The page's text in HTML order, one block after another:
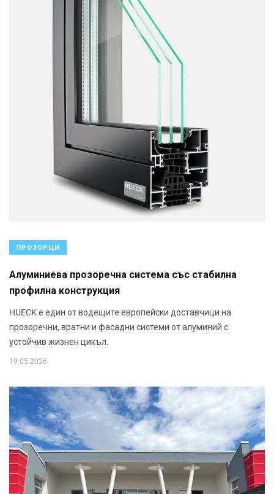
ПРОЗОРЦИ
Алуминиева прозоречна система със стабилна
профилна конструкция
HUECK е един от водещите европейски доставчици на
прозоречни, вратни и фасадни системи от алуминий с
устойчив жизнен цикъл.
19.05.2026